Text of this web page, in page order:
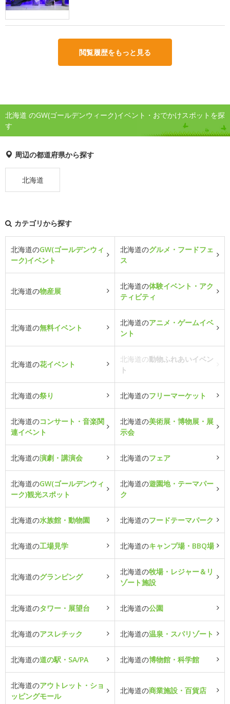
閲覧履歴をもっと見る
北海道 のGW(ゴールデンウィーク)イベント・おでかけスポットを探
す
周辺の都道府県から探す
北海道
カテゴリから探す
北海道のGW(ゴールデンウィ
ーク)イベント
北海道のグルメ・フードフェ
ス
北海道の物産展
北海道の体験イベント・アク
ティビティ
北海道の無料イベント
北海道のアニメ・ゲームイベ
ント
北海道の花イベント
北海道の動物ふれあいイベン
ト
北海道の祭り 北海道のフリーマーケット
北海道のコンサート・音楽関
連イベント
北海道の美術展・博物展・展
示会
北海道の演劇・講演会 北海道のフェア
北海道のGW(ゴールデンウィ
ーク)観光スポット
北海道の遊園地・テーマパー
ク
北海道の水族館・動物園 北海道のフードテーマパーク
北海道の工場見学 北海道のキャンプ場・BBQ場
北海道のグランピング
北海道の牧場・レジャー＆リ
ゾート施設
北海道のタワー・展望台 北海道の公園
北海道のアスレチック 北海道の温泉・スパリゾート
北海道の道の駅・SA/PA 北海道の博物館・科学館
北海道のアウトレット・ショ
ッピングモール
北海道の商業施設・百貨店